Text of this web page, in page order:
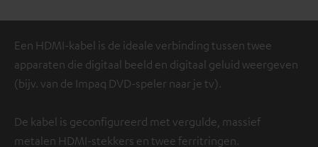
Een HDMI-kabel is de ideale verbinding tussen twee
apparaten die digitaal beeld en digitaal geluid weergeven
(bijv. van de Impaq DVD-speler naar je tv).
De kabel is geconfigureerd met vergulde, massief
metalen HDMI-stekkers en twee ferritringen.